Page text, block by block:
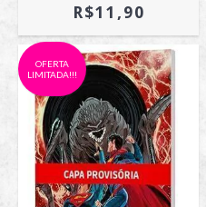
R$11,90
OFERTA
LIMITADA!!!